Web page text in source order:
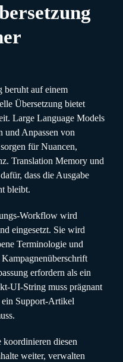
beruht auf einem
Übersetzung bietet
Large Language Models
und Anpassen von
für Nuancen,
Translation Memory und
dass die Ausgabe
bleibt.
Workflow wird
eingesetzt. Sie wird
Terminologie und
erfordern als ein
UI-String muss prägnant
Support-Artikel
koordinieren diesen
weiter, verwalten